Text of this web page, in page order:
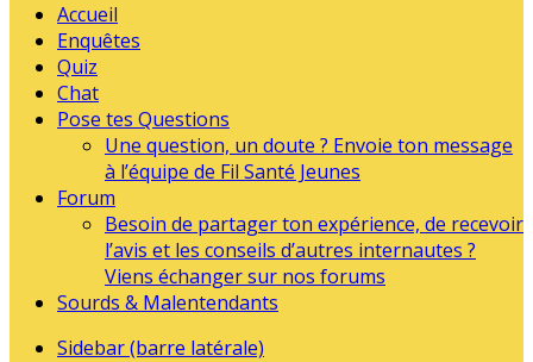
Accueil
Enquêtes
Quiz
Chat
Pose tes Questions
Une question, un doute ? Envoie ton message
à l’équipe de Fil Santé Jeunes
Forum
Besoin de partager ton expérience, de recevoir
l’avis et les conseils d’autres internautes ?
Viens échanger sur nos forums
Sourds & Malentendants
Sidebar (barre latérale)